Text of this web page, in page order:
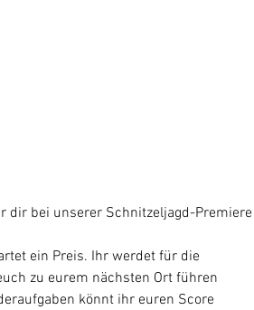
dir bei unserer Schnitzeljagd-Premiere
ein Preis. Ihr werdet für die
zu eurem nächsten Ort führen
könnt ihr euren Score